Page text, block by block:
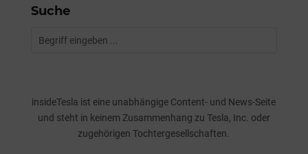
Suche
insideTesla ist eine unabhängige Content- und News-Seite
und steht in keinem Zusammenhang zu Tesla, Inc. oder
zugehörigen Tochtergesellschaften.